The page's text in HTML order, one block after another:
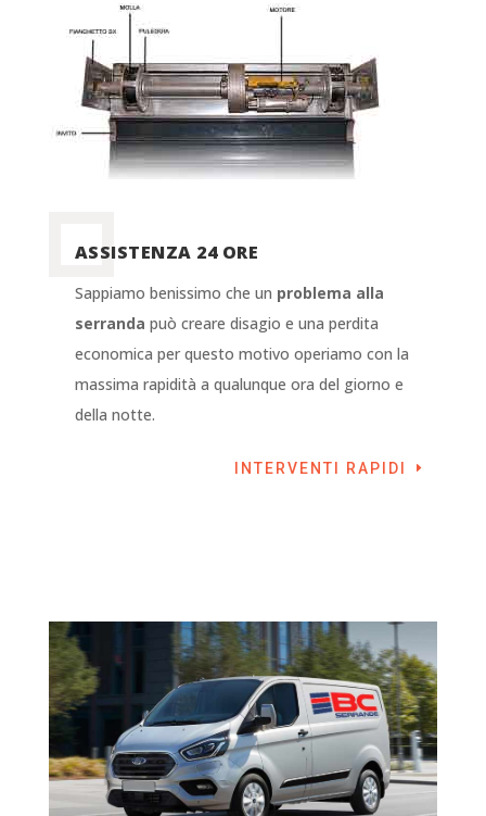
ASSISTENZA 24 ORE
Sappiamo benissimo che un problema alla
serranda può creare disagio e una perdita
economica per questo motivo operiamo con la
massima rapidità a qualunque ora del giorno e
della notte.
INTERVENTI RAPIDI